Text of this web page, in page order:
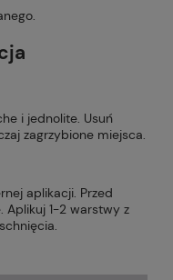
i jednolite. Usuń
zagrzybione miejsca.
aplikacji. Przed
Aplikuj 1-2 warstwy z